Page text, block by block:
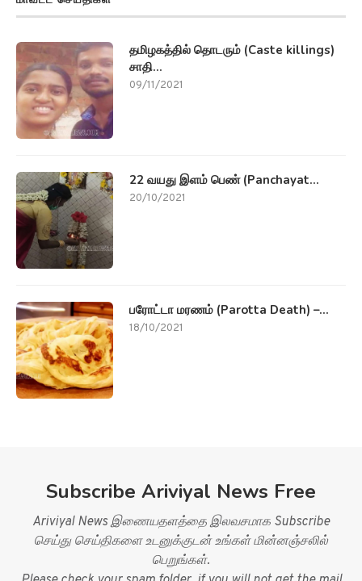
தமிழகத்தில் தொடரும் (Caste killings)
சாதி...
09/11/2021
22 வயது இளம் பெண் (Panchayat...
20/10/2021
பரோட்டா மரணம் (Parotta Death) –...
18/10/2021
Subscribe Ariviyal News Free
Ariviyal News இணையதளத்தை இலவசமாக Subscribe
செய்து செய்திகளை உடனுக்குடன் உங்கள் மின்னஞ்சலில்
பெறுங்கள்.